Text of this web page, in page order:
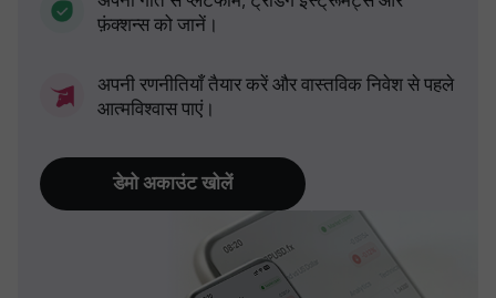
फ़ंक्शन्स को जानें।
अपनी रणनीतियाँ तैयार करें और वास्तविक निवेश से पहले
आत्मविश्वास पाएं।
डेमो अकाउंट खोलें